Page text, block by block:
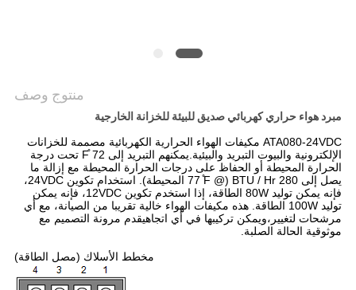
منتوج وصف
مبرد هواء حراري كهربائي صديق للبيئة للخزانة الخارجية
ATA080-24VDC مكيفات الهواء الحرارية الكهربائية مصممة للخزانات
الإلكترونية والبيوت التبريد والبيئية.يمكنهم التبريد إلى 72 ̊F تحت درجة
الحرارة المحيطة أو الحفاظ على درجات الحرارة المحيطة مع إزالة ما
يصل إلى 280 BTU / Hr (@ 77 ̊F المحيطة). استخدام تكوين 24VDC،
فإنه يمكن توليد 80W الطاقة، إذا استخدم تكوين 12VDC، فإنه يمكن
توليد 100W الطاقة. هذه مكيفات الهواء خالية تقريبا من الصيانة، مع أي
مرشحات لتغيير،ويمكن تركيبها في أي اتجاهيقدم مرونة التصميم مع
موثوقية الحالة الصلبة.
مخطط الأسلاك (مصل الطاقة)